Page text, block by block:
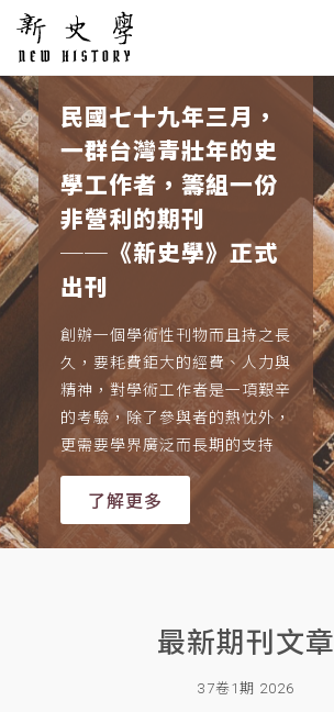
民國七十九年三月，
一群台灣青壯年的史
學工作者，籌組一份
非營利的期刊
──《新史學》正式
出刊
創辦一個學術性刊物而且持之長
久，要耗費鉅大的經費、人力與
精神，對學術工作者是一項艱辛
的考驗，除了參與者的熱忱外，
更需要學界廣泛而長期的支持
了解更多
最新期刊文章
37卷1期 2026